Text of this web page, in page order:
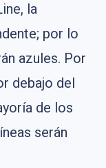
la
por lo
azules. Por
debajo del
de los
serán